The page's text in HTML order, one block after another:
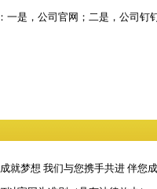
是，公司官网；二是， 公司钉
就梦想 我们与您携手共进 伴您